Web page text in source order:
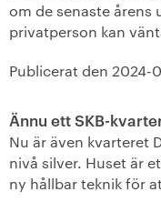
om de senaste årens
privatperson kan
Publicerat den 2024-
Ännu ett SKB-
Nu är även kvarteret
nivå silver. Huset är
ny hållbar teknik för